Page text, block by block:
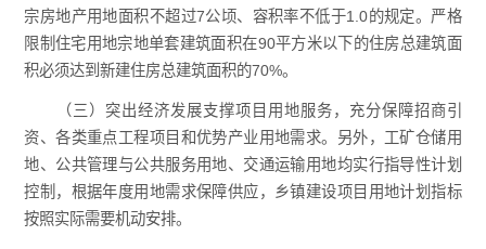
宗房地产用地面积不超过7公顷、容积率不低于1.0的规定。严格
限制住宅用地宗地单套建筑面积在90平方米以下的住房总建筑面
积必须达到新建住房总建筑面积的70%。
（三）突出经济发展支撑项目用地服务，充分保障招商引
资、各类重点工程项目和优势产业用地需求。另外，工矿仓储用
地、公共管理与公共服务用地、交通运输用地均实行指导性计划
控制，根据年度用地需求保障供应，乡镇建设项目用地计划指标
按照实际需要机动安排。